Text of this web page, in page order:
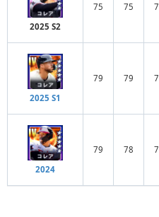
2025 S2
75 75
2025 S1
79 79
2024
79 78